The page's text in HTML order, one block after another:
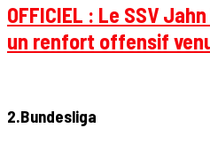
OFFICIEL : Le SSV
un renfort offensif
2.Bundesliga